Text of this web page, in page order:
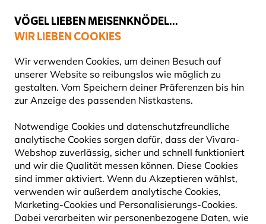
VÖGEL LIEBEN MEISENKNÖDEL...
WIR LIEBEN COOKIES
Wir verwenden Cookies, um deinen Besuch auf
unserer Website so reibungslos wie möglich zu
gestalten. Vom Speichern deiner Präferenzen bis hin
zur Anzeige des passenden Nistkastens.
Notwendige Cookies und datenschutzfreundliche
analytische Cookies sorgen dafür, dass der Vivara-
Webshop zuverlässig, sicher und schnell funktioniert
und wir die Qualität messen können. Diese Cookies
sind immer aktiviert. Wenn du Akzeptieren wählst,
verwenden wir außerdem analytische Cookies,
Marketing-Cookies und Personalisierungs-Cookies.
Dabei verarbeiten wir personenbezogene Daten, wie
Top-bewertet in 11 Ländern
Gratis Versand ab 49 €
Vivara Kids - Informationen zur Serie